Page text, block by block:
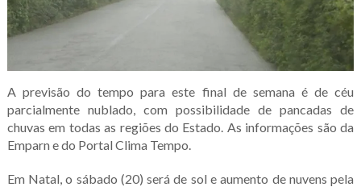
A previsão do tempo para este final de semana é de céu
parcialmente nublado, com possibilidade de pancadas de
chuvas em todas as regiões do Estado. As informações são da
Emparn e do Portal Clima Tempo.
Em Natal, o sábado (20) será de sol e aumento de nuvens pela